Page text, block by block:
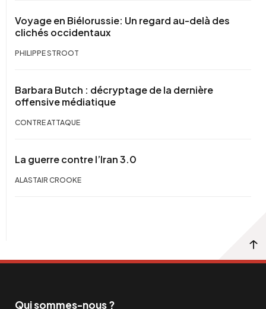
Voyage en Biélorussie: Un regard au-delà des
clichés occidentaux
PHILIPPE STROOT
Barbara Butch : décryptage de la dernière
offensive médiatique
CONTRE ATTAQUE
La guerre contre l’Iran 3.0
ALASTAIR CROOKE
Qui sommes-nous ?